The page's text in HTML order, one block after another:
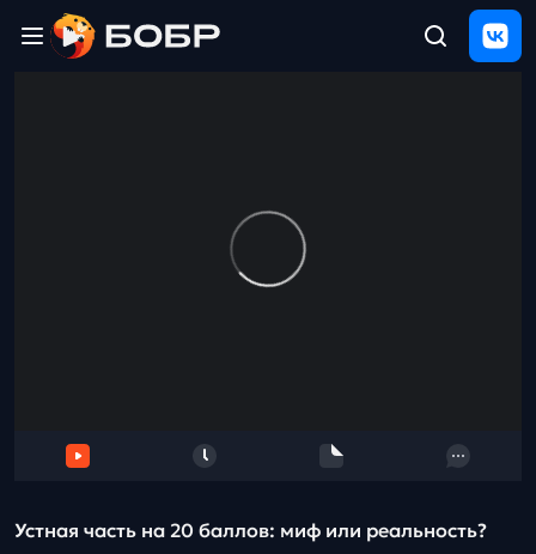
Устная часть на 20 баллов: миф или реальность?